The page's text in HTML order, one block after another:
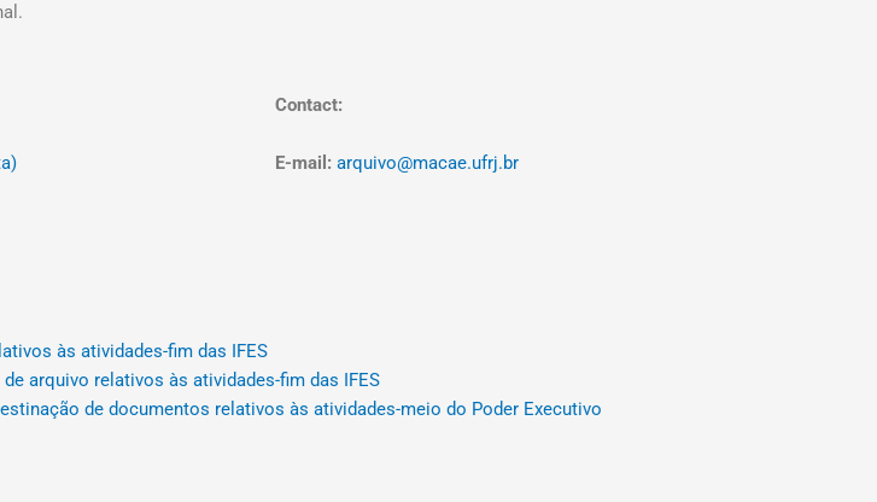
Contact:
E-mail: arquivo@macae.ufrj.br
às atividades-fim das IFES
arquivo relativos às atividades-fim das IFES
de documentos relativos às atividades-meio do Poder Executivo